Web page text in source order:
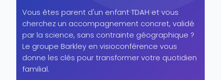
Vous êtes parent d'un enfant TDAH et vous
cherchez un accompagnement concret, validé
par la science, sans contrainte géographique ?
Le groupe Barkley en visioconférence vous
donne les clés pour transformer votre quotidien
familial.